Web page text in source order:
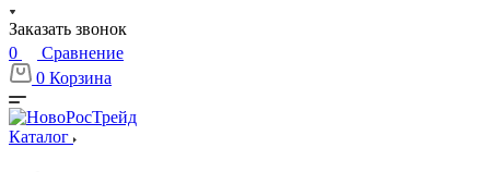
Заказать звонок
0
Сравнение
0 Корзина
Каталог